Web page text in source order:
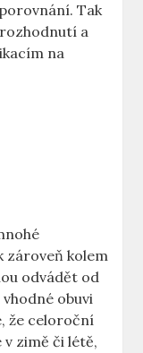
Tak
a
na
zároveň kolem
odvádět od
obuvi
že celoroční
zimě či létě,